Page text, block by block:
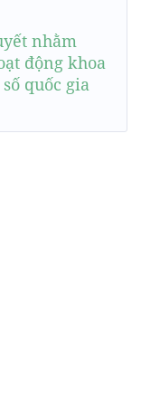
nhằm
động khoa
quốc gia